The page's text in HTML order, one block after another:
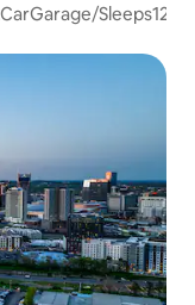
Sleeps12/